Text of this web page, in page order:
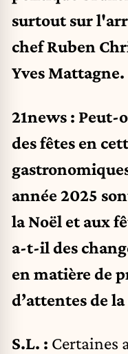
surtout sur
chef Ruben
Yves Mattagne.
21news : Peut-
des fêtes en
année 2025
la Noël et aux
a-t-il des
en matière de
d’attentes de
S.L. : Certaines